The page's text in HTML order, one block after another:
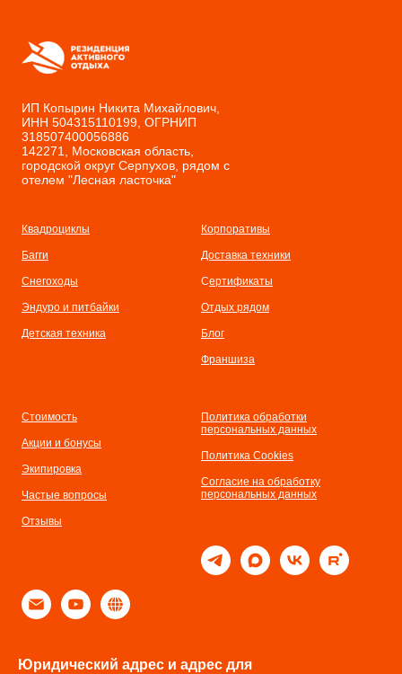
ИП Копырин Никита Михайлович,
ИНН 504315110199, ОГРНИП
318507400056886
142271, Московская область,
городской округ Серпухов, рядом с
отелем "Лесная ласточка"
Квадроциклы
Багги
Снегоходы
Эндуро и питбайки
Детская техника
Корпоративы
Доставка техники
Сертификаты
Отдых рядом
Блог
Франшиза
Стоимость
Акции и бонусы
Экипировка
Частые вопросы
Отзывы
Политика обработки
персональных данных
Политика Cookies
Согласие на обработку
персональных данных
Юридический адрес и адрес для